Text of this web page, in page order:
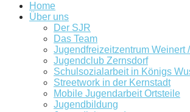
Home
Über uns
Der SJR
Das Team
Jugendfreizeitzentrum Weinert
Jugendclub Zernsdorf
Schulsozialarbeit in Königs
Streetwork in der Kernstadt
Mobile Jugendarbeit Ortsteile
Jugendbildung